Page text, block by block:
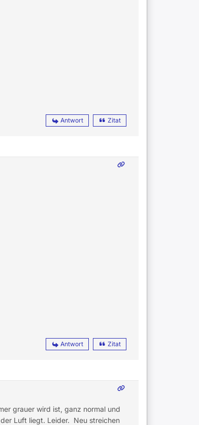
Antwort Zitat
Antwort Zitat
grauer wird ist, ganz normal und
Luft liegt. Leider. Neu streichen